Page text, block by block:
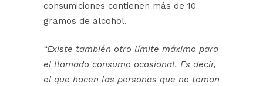
consumiciones contienen más de 10
gramos de alcohol.
“Existe también otro límite máximo para
el llamado consumo ocasional. Es decir,
el que hacen las personas que no toman